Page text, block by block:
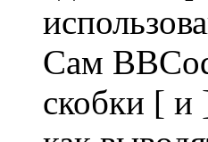
Сам
скобки [ и